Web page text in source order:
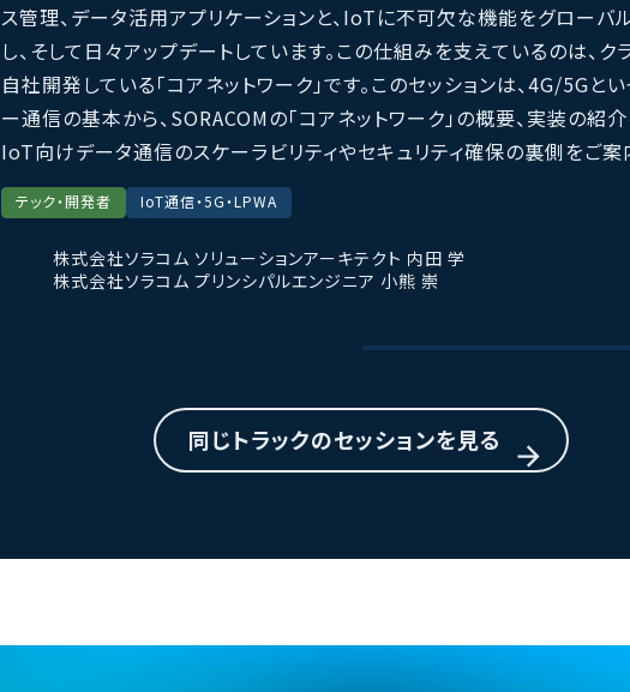
ス管理、データ活用アプリケーションと、IoTに不可欠な機能をグローバ
し、そして日々アップデートしています。この仕組みを支えているのは、ク
自社開発している「コアネットワーク」です。このセッションは、4G/5Gと
ー通信の基本から、SORACOMの「コアネットワーク」の概要、実装の紹介
IoT向けデータ通信のスケーラビリティやセキュリティ確保の裏側をご案
テック・開発者 IoT通信・5G・LPWA
株式会社ソラコム ソリューションアーキテクト 内田 学
株式会社ソラコム プリンシパルエンジニア 小熊 崇
同じトラックのセッションを見る